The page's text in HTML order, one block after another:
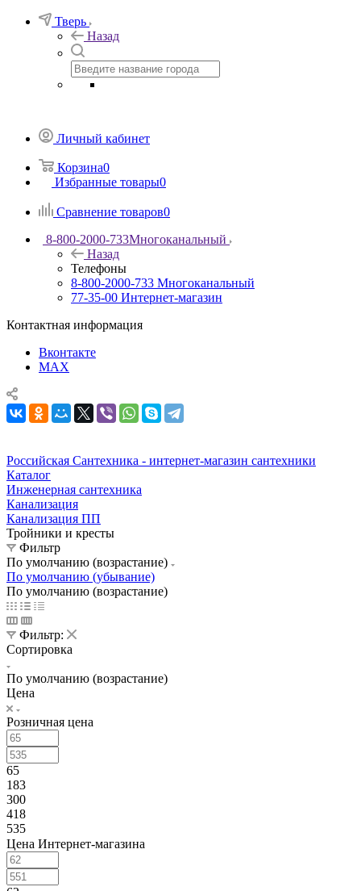
Тверь
Назад
Личный кабинет
Корзина0
Избранные товары0
Сравнение товаров0
8-800-2000-733Многоканальный
Назад
Телефоны
8-800-2000-733 Многоканальный
77-35-00 Интернет-магазин
Контактная информация
Вконтакте
MAX
Российская Сантехника - интернет-магазин сантехники
Каталог
Инженерная сантехника
Канализация
Канализация ПП
Тройники и кресты
Фильтр
По умолчанию (возрастание)
По умолчанию (убывание)
По умолчанию (возрастание)
Фильтр:
Сортировка
По умолчанию (возрастание)
Цена
Розничная цена
65
183
300
418
535
Цена Интернет-магазина